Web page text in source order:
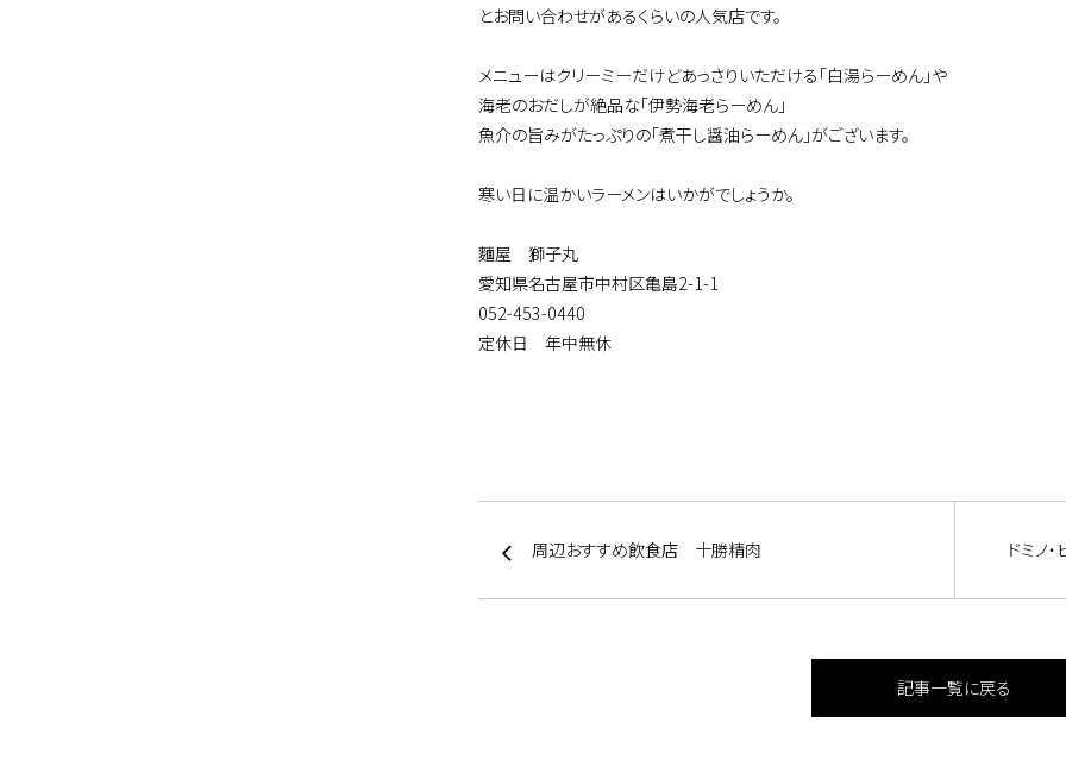
とお問い合わせがあるくらいの人気店です。
メニューはクリーミーだけどあっさりいただける「白湯らーめん」や
海老のおだしが絶品な「伊勢海老らーめん」
魚介の旨みがたっぷりの「煮干し醤油らーめん」がございます。
寒い日に温かいラーメンはいかがでしょうか。
麵屋 獅子丸
愛知県名古屋市中村区亀島2-1-1
052-453-0440
定休日 年中無休
周辺おすすめ飲食店 十勝精肉 ドミノ
記事一覧に戻る